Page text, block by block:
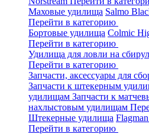
Маховые удилища Salmo
Перейти в категорию
Бортовые удилища Colmic
Перейти в категорию
Удилища для ловли на
Перейти в категорию
Запчасти, аксессуары для
Запчасти к штекерным
удилищам Запчасти к
нахлыстовым удилищам
Штекерные удилища Flagman
Перейти в категорию